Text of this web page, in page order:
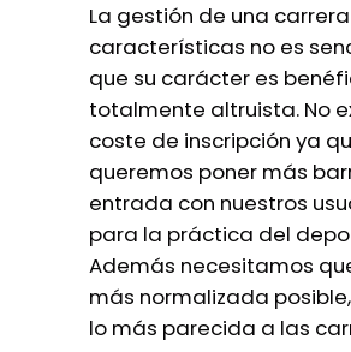
La gestión de una
características no es
que su carácter es
totalmente altruista. No
coste de inscripción ya
queremos poner más
entrada con nuestros
para la práctica del
Además necesitamos
más normalizada
lo más parecida a las